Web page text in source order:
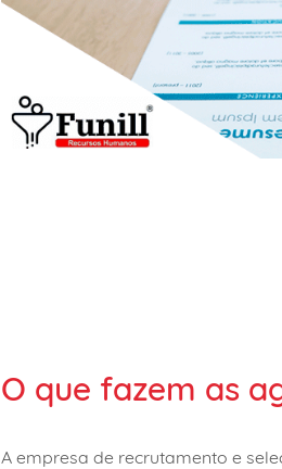
O que fazem as
A empresa de recrutamento e